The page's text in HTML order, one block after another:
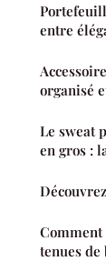
entre
organisé
Le sweat
en gros :
Comment
tenues de